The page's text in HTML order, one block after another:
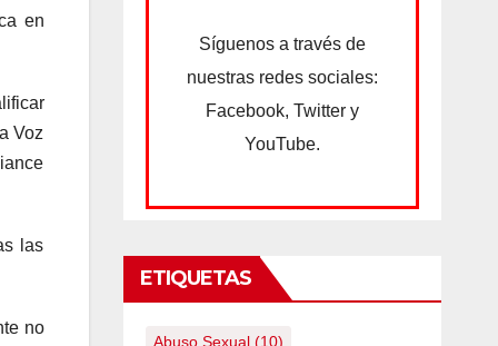
en
Voz
las
no
Síguenos a través de
nuestras redes sociales:
Facebook, Twitter y
YouTube.
ETIQUETAS
Abuso Sexual(10)